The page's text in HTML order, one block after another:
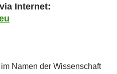
Internet:
Namen der Wissenschaft